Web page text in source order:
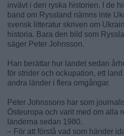
invävt i den ryska historien. I de
band om Ryssland nämns inte
svensk litteratur skriven om
historia. Bara den bild som
säger Peter Johnsson.
Han berättar hur landet sedan
för strider och ockupation, ett
andra länder i flera omgångar.
Peter Johnssons har som
Östeuropa och varit med om alla
länderna sedan 1980.
– För att förstå vad som händer